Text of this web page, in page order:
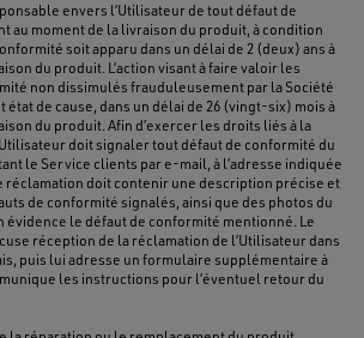
envers l’Utilisateur de tout défaut de
au moment de la livraison du produit, à condition
soit apparu dans un délai de 2 (deux) ans à
du produit. L’action visant à faire valoir les
non dissimulés frauduleusement par la Société
état de cause, dans un délai de 26 (vingt-six) mois à
du produit. Afin d’exercer les droits liés à la
doit signaler tout défaut de conformité du
le Service clients par e-mail, à l’adresse indiquée
réclamation doit contenir une description précise et
de conformité signalés, ainsi que des photos du
évidence le défaut de conformité mentionné. Le
réception de la réclamation de l’Utilisateur dans
puis lui adresse un formulaire supplémentaire à
les instructions pour l’éventuel retour du